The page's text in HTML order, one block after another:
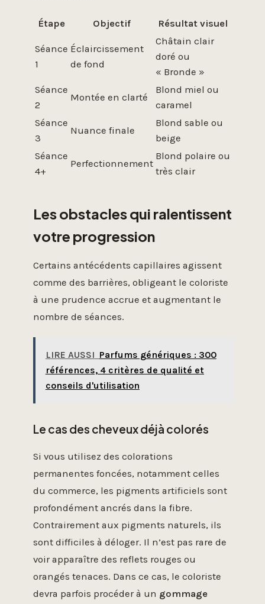
Étape Objectif Résultat visuel
Séance
1
Éclaircissement
de fond
Châtain clair
doré ou
« Bronde »
Séance
2
Montée en clarté
Blond miel ou
caramel
Séance
3
Nuance finale
Blond sable ou
beige
Séance
4+
Perfectionnement
Blond polaire ou
très clair
Les obstacles qui ralentissent
votre progression
Certains antécédents capillaires agissent
comme des barrières, obligeant le coloriste
à une prudence accrue et augmentant le
nombre de séances.
LIRE AUSSI Parfums génériques : 300
références, 4 critères de qualité et
conseils d'utilisation
Le cas des cheveux déjà colorés
Si vous utilisez des colorations
permanentes foncées, notamment celles
du commerce, les pigments artificiels sont
profondément ancrés dans la fibre.
Contrairement aux pigments naturels, ils
sont difficiles à déloger. Il n’est pas rare de
voir apparaître des reflets rouges ou
orangés tenaces. Dans ce cas, le coloriste
devra parfois procéder à un gommage